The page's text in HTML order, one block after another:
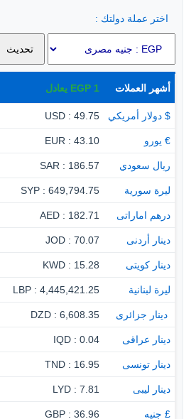
اختر عملة دولتك :
أشهر العملات 1
EGP يعادل
$ دولار أمريكي 49.75 : USD
€ يورو 43.10 : EUR
ريال سعودي 186.57 : SAR
ليرة سورية 649,794.75 : SYP
درهم اماراتى 182.71 : AED
دينار أردنى 70.07 : JOD
دينار كويتى 15.28 : KWD
ليرة لبنانية 4,445,421.25 : LBP
‏ دينار جزائرى 6,608.35 : DZD
دينار عراقى 0.04 : IQD
دينار تونسى 16.95 : TND
دينار ليبى 7.81 : LYD
£ جنيه 36.96 : GBP